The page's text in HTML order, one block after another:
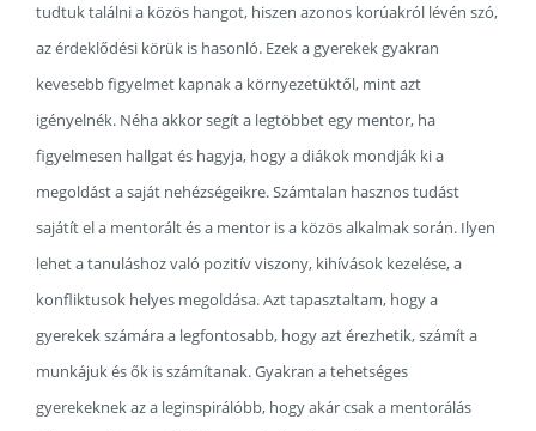
tudtuk találni a közös hangot, hiszen azonos korúakról lévén szó,
az érdeklődési körük is hasonló. Ezek a gyerekek gyakran
kevesebb figyelmet kapnak a környezetüktől, mint azt
igényelnék. Néha akkor segít a legtöbbet egy mentor, ha
figyelmesen hallgat és hagyja, hogy a diákok mondják ki a
megoldást a saját nehézségeikre. Számtalan hasznos tudást
sajátít el a mentorált és a mentor is a közös alkalmak során. Ilyen
lehet a tanuláshoz való pozitív viszony, kihívások kezelése, a
konfliktusok helyes megoldása. Azt tapasztaltam, hogy a
gyerekek számára a legfontosabb, hogy azt érezhetik, számít a
munkájuk és ők is számítanak. Gyakran a tehetséges
gyerekeknek az a leginspirálóbb, hogy akár csak a mentorálás